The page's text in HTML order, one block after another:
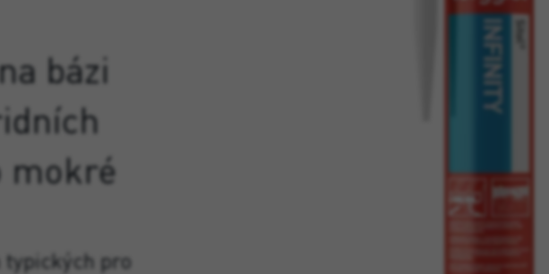
bázi
mokré
pro